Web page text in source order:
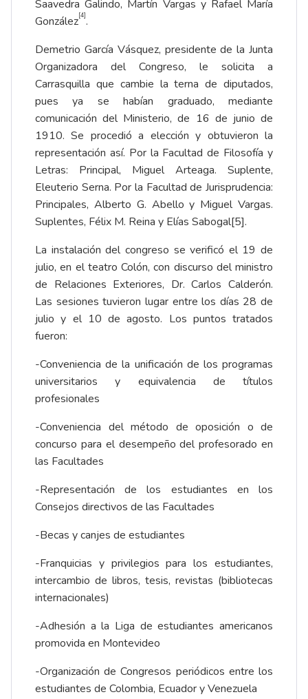
Saavedra Galindo, Martín Vargas y Rafael María
González[4].
Demetrio García Vásquez, presidente de la Junta
Organizadora del Congreso, le solicita a
Carrasquilla que cambie la terna de diputados,
pues ya se habían graduado, mediante
comunicación del Ministerio, de 16 de junio de
1910. Se procedió a elección y obtuvieron la
representación así. Por la Facultad de Filosofía y
Letras: Principal, Miguel Arteaga. Suplente,
Eleuterio Serna. Por la Facultad de Jurisprudencia:
Principales, Alberto G. Abello y Miguel Vargas.
Suplentes, Félix M. Reina y Elías Sabogal[5].
La instalación del congreso se verificó el 19 de
julio, en el teatro Colón, con discurso del ministro
de Relaciones Exteriores, Dr. Carlos Calderón.
Las sesiones tuvieron lugar entre los días 28 de
julio y el 10 de agosto. Los puntos tratados
fueron:
-Conveniencia de la unificación de los programas
universitarios y equivalencia de títulos
profesionales
-Conveniencia del método de oposición o de
concurso para el desempeño del profesorado en
las Facultades
-Representación de los estudiantes en los
Consejos directivos de las Facultades
-Becas y canjes de estudiantes
-Franquicias y privilegios para los estudiantes,
intercambio de libros, tesis, revistas (bibliotecas
internacionales)
-Adhesión a la Liga de estudiantes americanos
promovida en Montevideo
-Organización de Congresos periódicos entre los
estudiantes de Colombia, Ecuador y Venezuela